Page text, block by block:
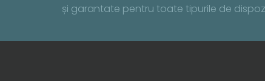
și garantate pentru toate tipurile de